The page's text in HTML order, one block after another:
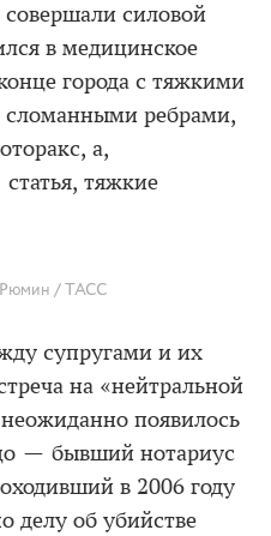
силовой
в медицинское
города с тяжкими
ребрами,
а,
статья, тяжкие
/ ТАСС
супругами и их
на «нейтральной
появилось
— бывший нотариус
в 2006 году
делу об убийстве